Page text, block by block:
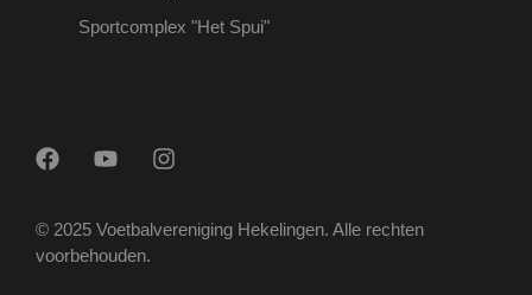
Sportcomplex "Het Spui"
© 2025 Voetbalvereniging Hekelingen. Alle rechten
voorbehouden.